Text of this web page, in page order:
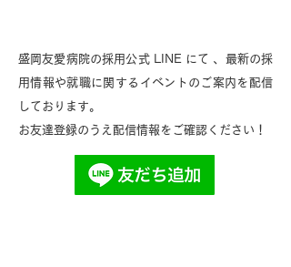
盛岡友愛病院の採用公式 LINE にて 、最新の採
用情報や就職に関するイベントのご案内を配信
しております。
お友達登録のうえ配信情報をご確認ください！